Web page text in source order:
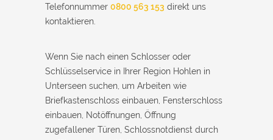
Telefonnummer 0800 563 153 direkt uns
kontaktieren.
Wenn Sie nach einen Schlosser oder
Schlüsselservice in Ihrer Region Hohlen in
Unterseen suchen, um Arbeiten wie
Briefkastenschloss einbauen, Fensterschloss
einbauen, Notöffnungen, Öffnung
zugefallener Türen, Schlossnotdienst durch